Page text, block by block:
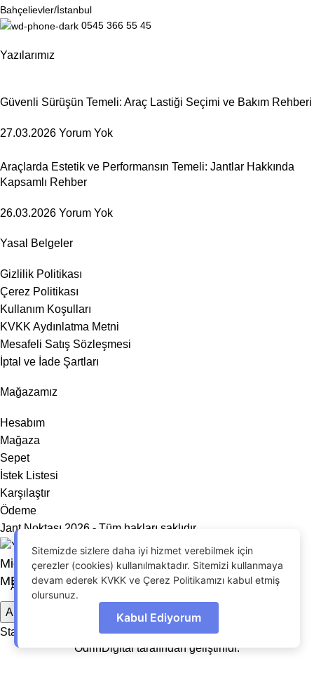
Bahçelievler/İstanbul
0545 366 55 45
Yazılarımız
Güvenli Sürüşün Temeli: Araç Lastiği Seçimi ve Bakım Rehberi
27.03.2026 Yorum Yok
Araçlarda Estetik ve Performansın Temeli: Jantlar Hakkında
Kapsamlı Rehber
26.03.2026 Yorum Yok
Yasal Belgeler
Gizlilik Politikası
Çerez Politikası
Kullanım Koşulları
KVKK Aydınlatma Metni
Mesafeli Satış Sözleşmesi
İptal ve İade Şartları
Mağazamız
Hesabım
Mağaza
Sepet
İstek Listesi
Karşılaştır
Ödeme
Jant Noktası 2026 - Tüm hakları saklıdır.
Arama
Start typing to see products you are looking for.
Michelin 255/55R18 109W CrossClimate Suv 4
MEVSİM (2022)
OdrinDigitaltarafından geliştirildi.
Sitemizde sizlere daha iyi hizmet verebilmek için
çerezler (cookies) kullanılmaktadır. Sitemizi kullanmaya
devam ederek KVKK ve Çerez Politikamızı kabul etmiş
olursunuz.
Kabul Ediyorum